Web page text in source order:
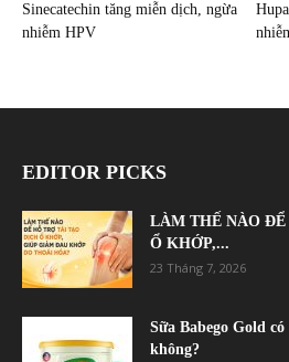
Sinecatechin tăng miễn dịch, ngừa
nhiễm HPV
EDITOR PICKS
LÀM THẾ NÀO
Ổ KHỚP,...
23 Tháng 7, 2026
Sữa Babego Gold
không?